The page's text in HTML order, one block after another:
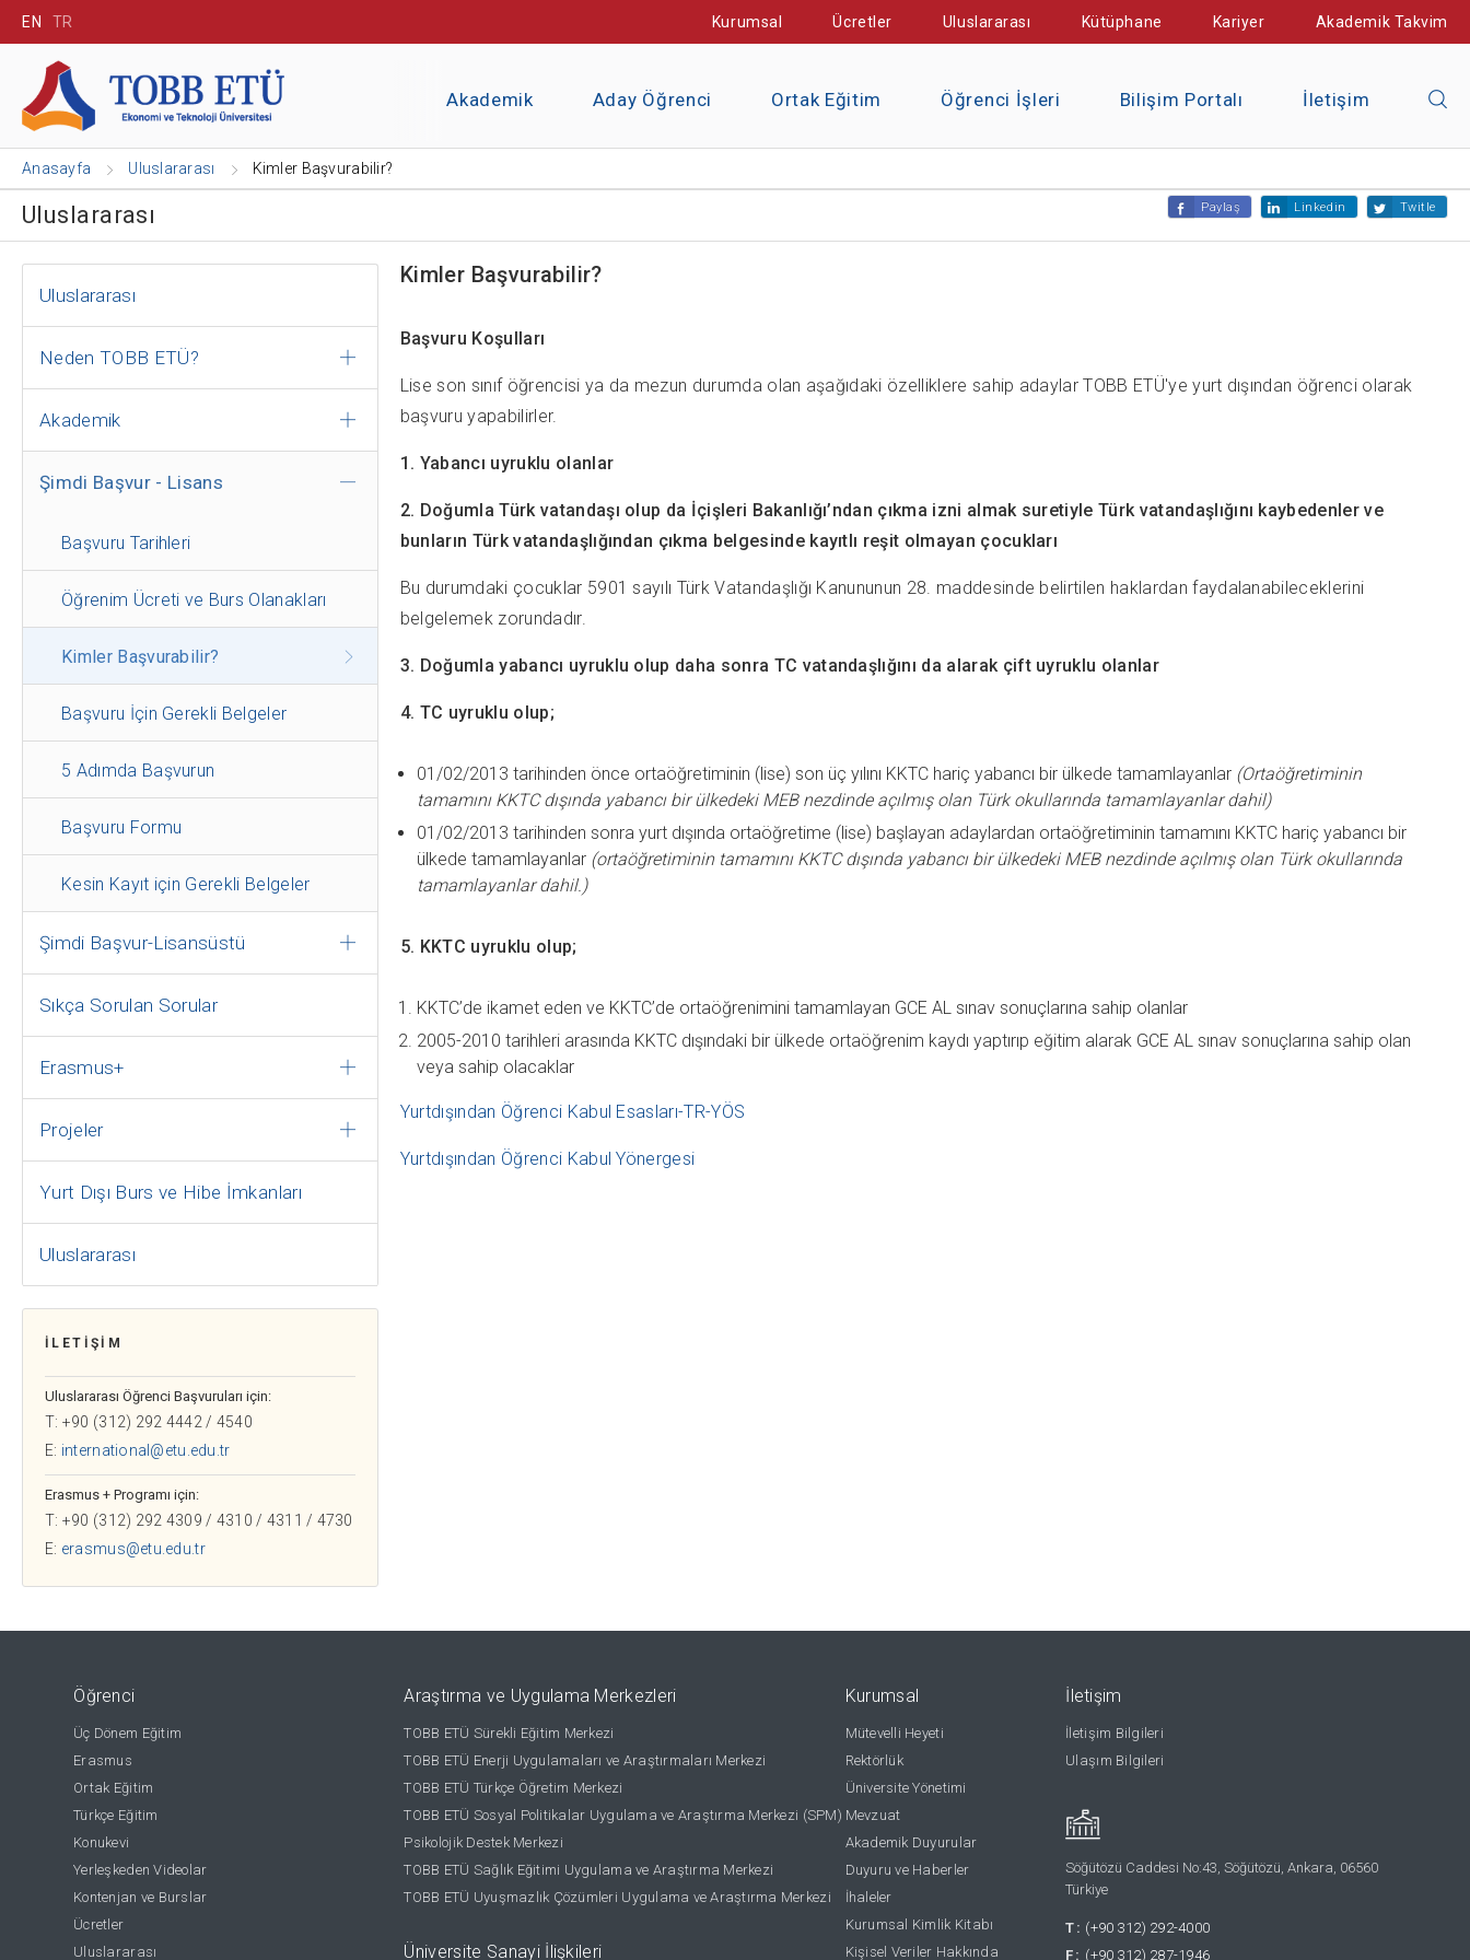
EN TR Kurumsal Ücretler Uluslararası Kütüphane Kariyer Akademik Takvim
Akademik Aday Öğrenci Ortak Eğitim Öğrenci İşleri Bilişim Portalı İletişim
Anasayfa Uluslararası Kimler Başvurabilir?
Uluslararası Paylaş Linkedin Twitle
Uluslararası
Neden TOBB ETÜ?
Akademik
Şimdi Başvur - Lisans
Başvuru Tarihleri
Öğrenim Ücreti ve Burs Olanakları
Kimler Başvurabilir?
Başvuru İçin Gerekli Belgeler
5 Adımda Başvurun
Başvuru Formu
Kesin Kayıt için Gerekli Belgeler
Şimdi Başvur-Lisansüstü
Sıkça Sorulan Sorular
Erasmus+
Projeler
Yurt Dışı Burs ve Hibe İmkanları
Uluslararası
İLETİŞİM
Uluslararası Öğrenci Başvuruları için:
T: +90 (312) 292 4442 / 4540
E: international@etu.edu.tr
Erasmus + Programı için:
T: +90 (312) 292 4309 / 4310 / 4311 / 4730
E: erasmus@etu.edu.tr
Kimler Başvurabilir?
Başvuru Koşulları
Lise son sınıf öğrencisi ya da mezun durumda olan aşağıdaki özelliklere sahip adaylar TOBB ETÜ'ye yurt dışından öğrenci olarak
başvuru yapabilirler.
1. Yabancı uyruklu olanlar
2. Doğumla Türk vatandaşı olup da İçişleri Bakanlığı’ndan çıkma izni almak suretiyle Türk vatandaşlığını kaybedenler ve
bunların Türk vatandaşlığından çıkma belgesinde kayıtlı reşit olmayan çocukları
Bu durumdaki çocuklar 5901 sayılı Türk Vatandaşlığı Kanununun 28. maddesinde belirtilen haklardan faydalanabileceklerini
belgelemek zorundadır.
3. Doğumla yabancı uyruklu olup daha sonra TC vatandaşlığını da alarak çift uyruklu olanlar
4. TC uyruklu olup;
01/02/2013 tarihinden önce ortaöğretiminin (lise) son üç yılını KKTC hariç yabancı bir ülkede tamamlayanlar(Ortaöğretiminin
tamamını KKTC dışında yabancı bir ülkedeki MEB nezdinde açılmış olan Türk okullarında tamamlayanlar dahil)
01/02/2013 tarihinden sonra yurt dışında ortaöğretime (lise) başlayan adaylardan ortaöğretiminin tamamını KKTC hariç yabancı bir
ülkede tamamlayanlar (ortaöğretiminin tamamını KKTC dışında yabancı bir ülkedeki MEB nezdinde açılmış olan Türk okullarında
tamamlayanlar dahil.)
5. KKTC uyruklu olup;
KKTC’de ikamet eden ve KKTC’de ortaöğrenimini tamamlayan GCE AL sınav sonuçlarına sahip olanlar
2005-2010 tarihleri arasında KKTC dışındaki bir ülkede ortaöğrenim kaydı yaptırıp eğitim alarak GCE AL sınav sonuçlarına sahip olan
veya sahip olacaklar
Yurtdışından Öğrenci Kabul Esasları-TR-YÖS
Yurtdışından Öğrenci Kabul Yönergesi
Öğrenci
Üç Dönem Eğitim
Erasmus
Ortak Eğitim
Türkçe Eğitim
Konukevi
Yerleşkeden Videolar
Kontenjan ve Burslar
Ücretler
Uluslararası
Araştırma ve Uygulama Merkezleri
TOBB ETÜ Sürekli Eğitim Merkezi
TOBB ETÜ Enerji Uygulamaları ve Araştırmaları Merkezi
TOBB ETÜ Türkçe Öğretim Merkezi
TOBB ETÜ Sosyal Politikalar Uygulama ve Araştırma Merkezi (SPM)
Psikolojik Destek Merkezi
TOBB ETÜ Sağlık Eğitimi Uygulama ve Araştırma Merkezi
TOBB ETÜ Uyuşmazlık Çözümleri Uygulama ve Araştırma Merkezi
Üniversite Sanayi İlişkileri
Kurumsal
Mütevelli Heyeti
Rektörlük
Üniversite Yönetimi
Mevzuat
Akademik Duyurular
Duyuru ve Haberler
İhaleler
Kurumsal Kimlik Kitabı
Kişisel Veriler Hakkında
İletişim
İletişim Bilgileri
Ulaşım Bilgileri
Söğütözü Caddesi No:43, Söğütözü, Ankara, 06560
Türkiye
T: (+90 312) 292-4000
F: (+90 312) 287-1946